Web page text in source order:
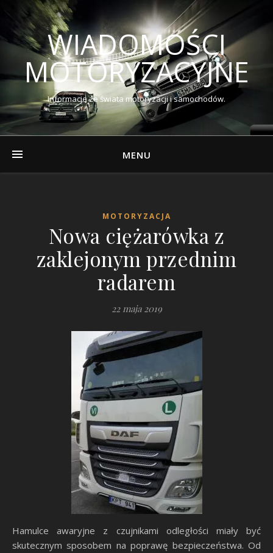
WIADOMOŚCI
MOTORYZACYJNE
Informacje ze świata motoryzacji i samochodów.
MENU
MOTORYZACJA
Nowa ciężarówka z
zaklejonym przednim
radarem
22 maja 2019
Hamulce awaryjne z czujnikami odległości miały być
skutecznym sposobem na poprawę bezpieczeństwa. Od